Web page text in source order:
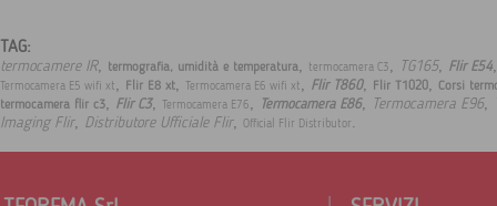
TAG:
termocamere IR, termografia, umidità e temperatura, termocamera C3, TG165, Flir E54,
Termocamera E5 wifi xt, Flir E8 xt, Termocamera E6 wifi xt, Flir T860, Flir T1020, Corsi
termocamera flir c3, Flir C3, Termocamera E76, Termocamera E86, Termocamera E96,
Imaging Flir, Distributore Ufficiale Flir, Official Flir Distributor.